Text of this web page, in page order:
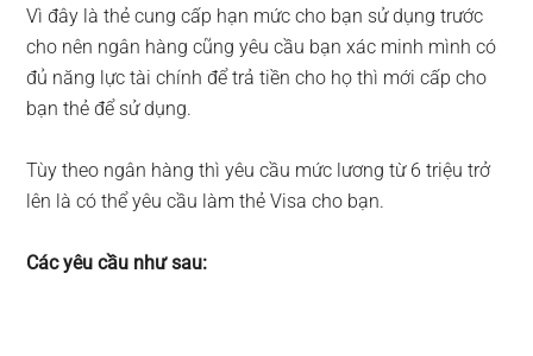
Vì đây là thẻ cung cấp hạn mức cho bạn sử dụng trước
cho nên ngân hàng cũng yêu cầu bạn xác minh mình có
đủ năng lực tài chính để trả tiền cho họ thì mới cấp cho
bạn thẻ để sử dụng.
Tùy theo ngân hàng thì yêu cầu mức lương từ 6 triệu trở
lên là có thể yêu cầu làm thẻ Visa cho bạn.
Các yêu cầu như sau: